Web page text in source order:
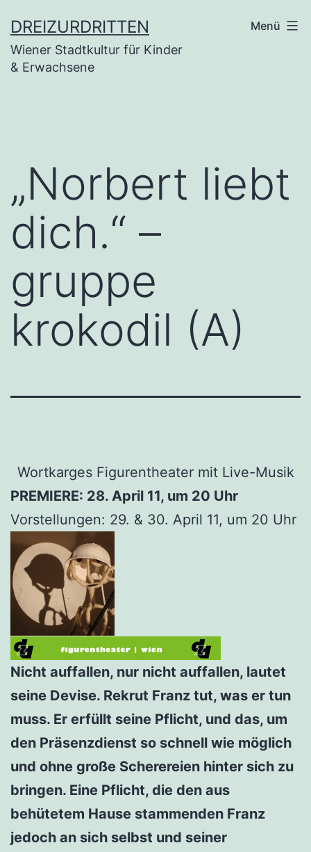
Inhalt
springen
DREIZURDRITTEN
Wiener Stadtkultur für Kinder
& Erwachsene
Menü
„Norbert liebt
dich.“ –
gruppe
krokodil (A)
Wortkarges Figurentheater mit Live-Musik
PREMIERE: 28. April 11, um 20 Uhr
Vorstellungen: 29. & 30. April 11, um 20 Uhr
Nicht auffallen, nur nicht auffallen, lautet
seine Devise. Rekrut Franz tut, was er tun
muss. Er erfüllt seine Pflicht, und das, um
den Präsenzdienst so schnell wie möglich
und ohne große Scherereien hinter sich zu
bringen. Eine Pflicht, die den aus
behütetem Hause stammenden Franz
jedoch an sich selbst und seiner